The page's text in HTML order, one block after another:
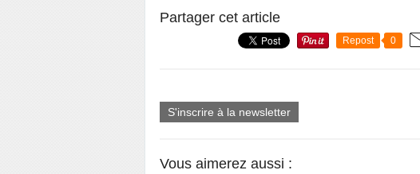
Partager cet article
Repost 0
S'inscrire à la newsletter
Vous aimerez aussi :